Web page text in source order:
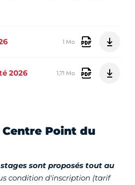
1 Mo
2026 1,71 Mo
Point du
sont proposés tout au
condition d'inscription (tarif